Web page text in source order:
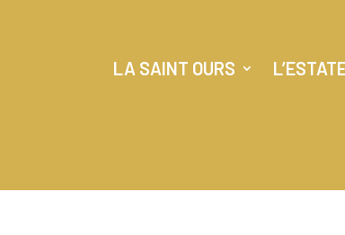
LA SAINT OURS